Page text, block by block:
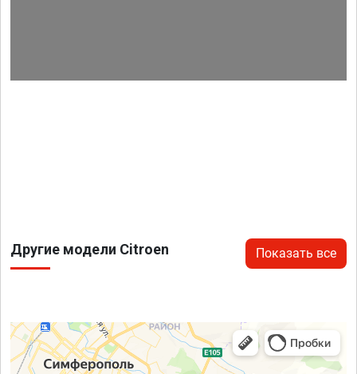
Другие модели Citroen Показать все